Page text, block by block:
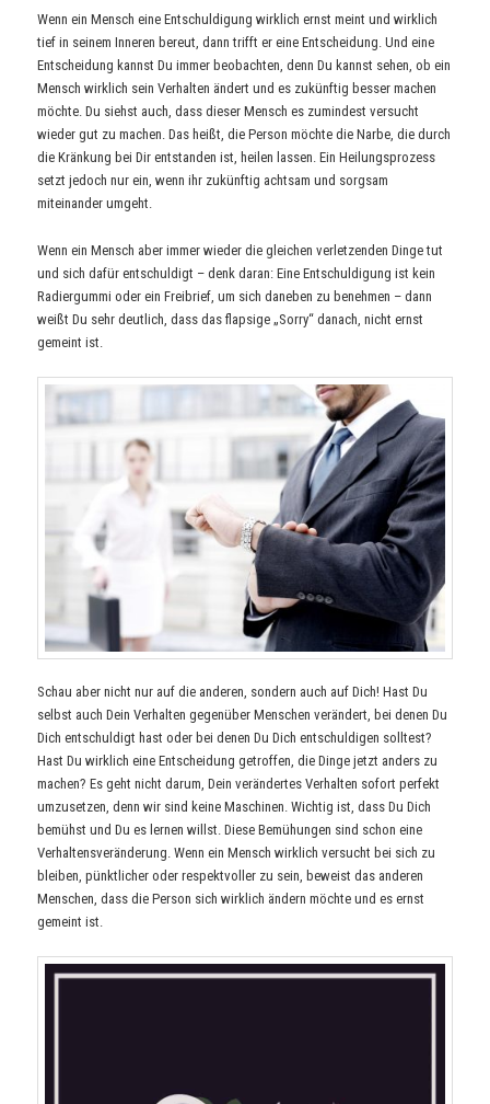
Wenn ein Mensch eine Entschuldigung wirklich ernst meint und wirklich
tief in seinem Inneren bereut, dann trifft er eine Entscheidung. Und eine
Entscheidung kannst Du immer beobachten, denn Du kannst sehen, ob ein
Mensch wirklich sein Verhalten ändert und es zukünftig besser machen
möchte. Du siehst auch, dass dieser Mensch es zumindest versucht
wieder gut zu machen. Das heißt, die Person möchte die Narbe, die durch
die Kränkung bei Dir entstanden ist, heilen lassen. Ein Heilungsprozess
setzt jedoch nur ein, wenn ihr zukünftig achtsam und sorgsam
miteinander umgeht.
Wenn ein Mensch aber immer wieder die gleichen verletzenden Dinge tut
und sich dafür entschuldigt – denk daran: Eine Entschuldigung ist kein
Radiergummi oder ein Freibrief, um sich daneben zu benehmen – dann
weißt Du sehr deutlich, dass das flapsige „Sorry“ danach, nicht ernst
gemeint ist.
Schau aber nicht nur auf die anderen, sondern auch auf Dich! Hast Du
selbst auch Dein Verhalten gegenüber Menschen verändert, bei denen Du
Dich entschuldigt hast oder bei denen Du Dich entschuldigen solltest?
Hast Du wirklich eine Entscheidung getroffen, die Dinge jetzt anders zu
machen? Es geht nicht darum, Dein verändertes Verhalten sofort perfekt
umzusetzen, denn wir sind keine Maschinen. Wichtig ist, dass Du Dich
bemühst und Du es lernen willst. Diese Bemühungen sind schon eine
Verhaltensveränderung. Wenn ein Mensch wirklich versucht bei sich zu
bleiben, pünktlicher oder respektvoller zu sein, beweist das anderen
Menschen, dass die Person sich wirklich ändern möchte und es ernst
gemeint ist.